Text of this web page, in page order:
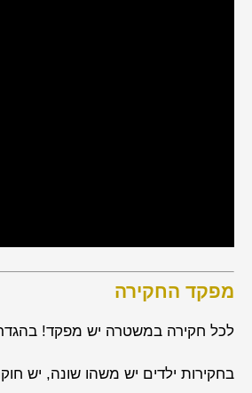
מפקד החקירה
לכל חקירה במשטרה יש מפקד!
בחקירות ילדים יש משהו שונה, יש